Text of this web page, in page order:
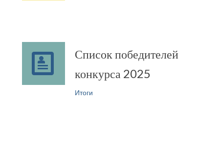
Список победителей
конкурса 2025
Итоги